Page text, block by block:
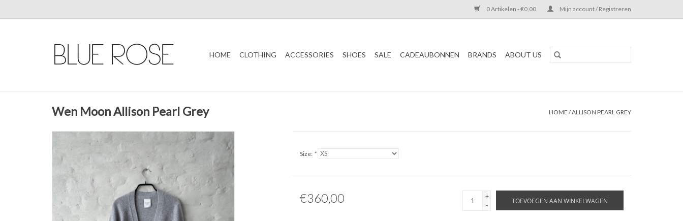
0 Artikelen - €0,00 Mijn account / Registreren
HOME CLOTHING ACCESSORIES SHOES SALE CADEAUBONNEN BRANDS ABOUT US
Wen Moon Allison Pearl Grey HOME /ALLISON PEARL GREY
Size: *
€360,00
+
-
TOEVOEGEN AAN WINKELWAGEN